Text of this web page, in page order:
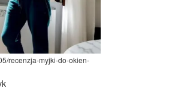
recenzja-myjki-do-okien-